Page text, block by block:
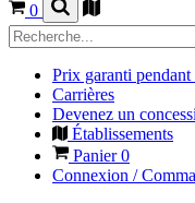
0
Prix garanti pendant
Carrières
Devenez un
Établissements
Panier0
Connexion /